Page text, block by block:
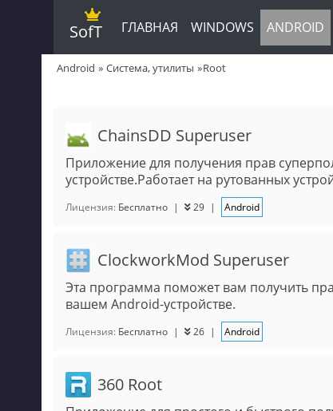
SofT ГЛАВНАЯ WINDOWS ANDROID
Android Система, утилиты Root
ChainsDD Superuser
Приложение для получения прав
устройстве.Работает на рутованных
Лицензия: Бесплатно | 29 | Android
ClockworkMod Superuser
Эта программа поможет вам получить
вашем Android-устройстве.
Лицензия: Бесплатно | 26 | Android
360 Root